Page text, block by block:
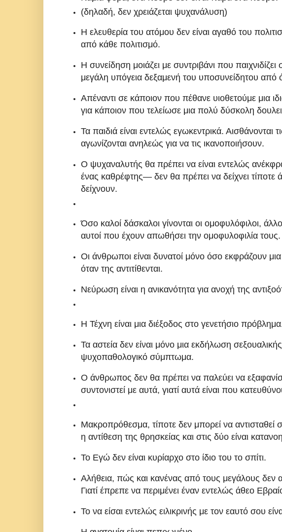
(δηλαδή, δεν χρειάζεται ψυχανάλυση)
Η ελευθερία του ατόμου δεν είναι αγαθό του
από κάθε πολιτισμό.
Η συνείδηση μοιάζει με συντριβάνι που παιχνιδίζει
μεγάλη υπόγεια δεξαμενή του υποσυνείδητου από
Απέναντι σε κάποιον που πέθανε υιοθετούμε μια
για κάποιον που τελείωσε μια πολύ δύσκολη
Τα παιδιά είναι εντελώς εγωκεντρικά. Αισθάνονται
αγωνίζονται ανηλεώς για να τις ικανοποιήσουν.
Ο ψυχαναλυτής θα πρέπει να είναι εντελώς
ένας καθρέφτης— δεν θα πρέπει να δείχνει
δείχνουν.
Όσο καλοί δάσκαλοι γίνονται οι ομοφυλόφιλοι,
αυτοί που έχουν απωθήσει την ομοφυλοφιλία τους.
Οι άνθρωποι είναι δυνατοί μόνο όσο εκφράζουν
όταν της αντιτίθενται.
Νεύρωση είναι η ανικανότητα για ανοχή της
Η Τέχνη είναι μια διέξοδος στο γενετήσιο
Τα αστεία δεν είναι μόνο μια εκδήλωση
ψυχοπαθολογικό σύμπτωμα.
Ο άνθρωπος δεν θα πρέπει να παλεύει να
συντονιστεί με αυτά, γιατί αυτά είναι που
Μακροπρόθεσμα, τίποτε δεν μπορεί να αντισταθεί
η αντίθεση της θρησκείας και στις δύο είναι
Το Εγώ δεν είναι κυρίαρχο στο ίδιο του το σπίτι.
Αλήθεια, πώς και κανένας από τους μεγάλους
Γιατί έπρεπε να περιμένει έναν εντελώς άθεο
Το να είσαι εντελώς ειλικρινής με τον εαυτό σου